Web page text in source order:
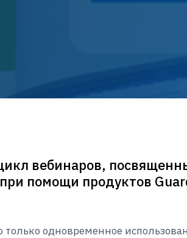
вебинаров,
помощи продуктов
одновременное